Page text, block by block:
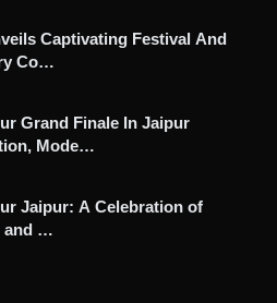
Captivating Festival And
Co…
Grand Finale In Jaipur
Mode…
Jaipur: A Celebration of
and …